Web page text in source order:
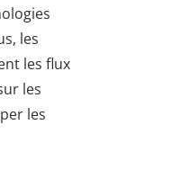
les
les flux
les
les